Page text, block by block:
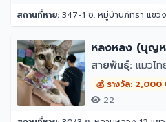
สถานที่หาย: 347-1 ซ. หมู่บ้านภัทรา แขวงประ
หลงหลง (บุญ
สายพันธุ์: แมวไท
💰 รางวัล: 2,000
22